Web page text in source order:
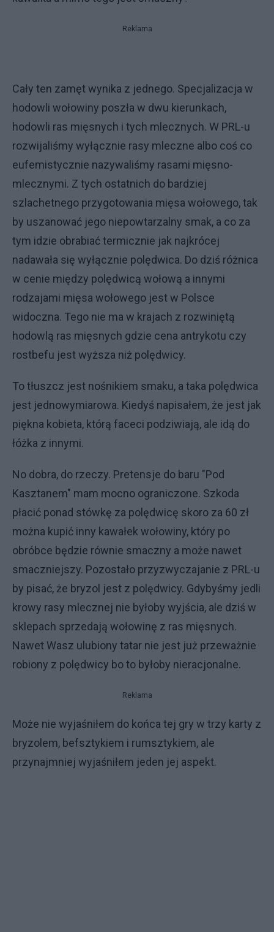
Reklama
Cały ten zamęt wynika z jednego. Specjalizacja w
hodowli wołowiny poszła w dwu kierunkach,
hodowli ras mięsnych i tych mlecznych. W PRL-u
rozwijaliśmy wyłącznie rasy mleczne albo coś co
eufemistycznie nazywaliśmy rasami mięsno-
mlecznymi. Z tych ostatnich do bardziej
szlachetnego przygotowania mięsa wołowego, tak
by uszanować jego niepowtarzalny smak, a co za
tym idzie obrabiać termicznie jak najkrócej
nadawała się wyłącznie polędwica. Do dziś różnica
w cenie między polędwicą wołową a innymi
rodzajami mięsa wołowego jest w Polsce
widoczna. Tego nie ma w krajach z rozwiniętą
hodowlą ras mięsnych gdzie cena antrykotu czy
rostbefu jest wyższa niż polędwicy.
To tłuszcz jest nośnikiem smaku, a taka polędwica
jest jednowymiarowa. Kiedyś napisałem, że jest jak
piękna kobieta, którą faceci podziwiają, ale idą do
łóżka z innymi.
No dobra, do rzeczy. Pretensje do baru "Pod
Kasztanem" mam mocno ograniczone. Szkoda
płacić ponad stówkę za polędwicę skoro za 60 zł
można kupić inny kawałek wołowiny, który po
obróbce będzie równie smaczny a może nawet
smaczniejszy. Pozostało przyzwyczajanie z PRL-u
by pisać, że bryzol jest z polędwicy. Gdybyśmy jedli
krowy rasy mlecznej nie byłoby wyjścia, ale dziś w
sklepach sprzedają wołowinę z ras mięsnych.
Nawet Wasz ulubiony tatar nie jest już przeważnie
robiony z polędwicy bo to byłoby nieracjonalne.
Reklama
Może nie wyjaśniłem do końca tej gry w trzy karty z
bryzolem, befsztykiem i rumsztykiem, ale
przynajmniej wyjaśniłem jeden jej aspekt.